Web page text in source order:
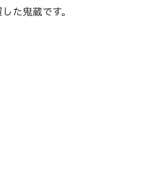
た鬼蔵です。